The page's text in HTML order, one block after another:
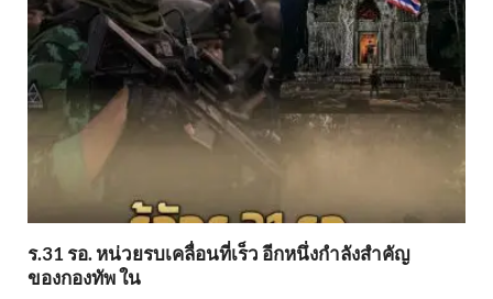
ร.31 รอ. หน่วยรบเคลื่อนที่เร็ว อีกหนึ่งกำลังสำคัญ
ของกองทัพ ใน